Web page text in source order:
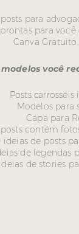
para
para
Canva Gratuito.
modelos você
Posts
Modelos para
Capa para
posts contém
ideias de posts
de legendas
de stories